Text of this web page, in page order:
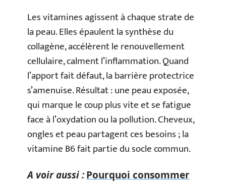
Les vitamines agissent à chaque strate de
la peau. Elles épaulent la synthèse du
collagène, accélèrent le renouvellement
cellulaire, calment l’inflammation. Quand
l’apport fait défaut, la barrière protectrice
s’amenuise. Résultat : une peau exposée,
qui marque le coup plus vite et se fatigue
face à l’oxydation ou la pollution. Cheveux,
ongles et peau partagent ces besoins ; la
vitamine B6 fait partie du socle commun.
A voir aussi :Pourquoi consommer